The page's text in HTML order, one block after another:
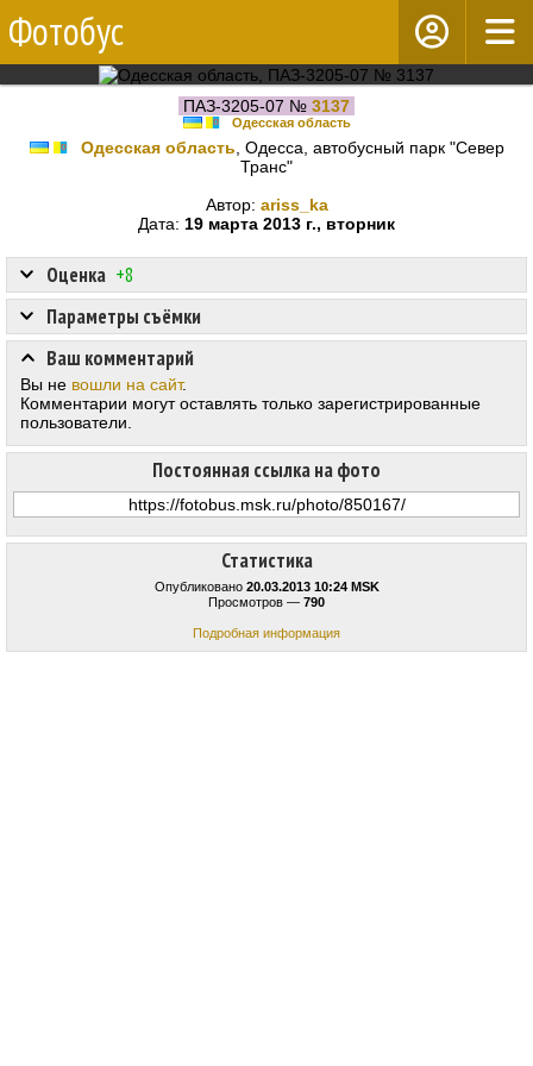
Фотобус
ПАЗ-3205-07 № 3137
Одесская область
Одесская область , Одесса, автобусный парк "Север
Транс"
Автор: ariss_ka
Дата: 19 марта 2013 г., вторник
Статистика
Опубликовано 20.03.2013 10:24 MSK
Просмотров — 790
Подробная информация
Оценка +8
Постоянная ссылка на фото
Параметры съёмки
Ваш комментарий
Вы не вошли на сайт.
Комментарии могут оставлять только зарегистрированные
пользователи.